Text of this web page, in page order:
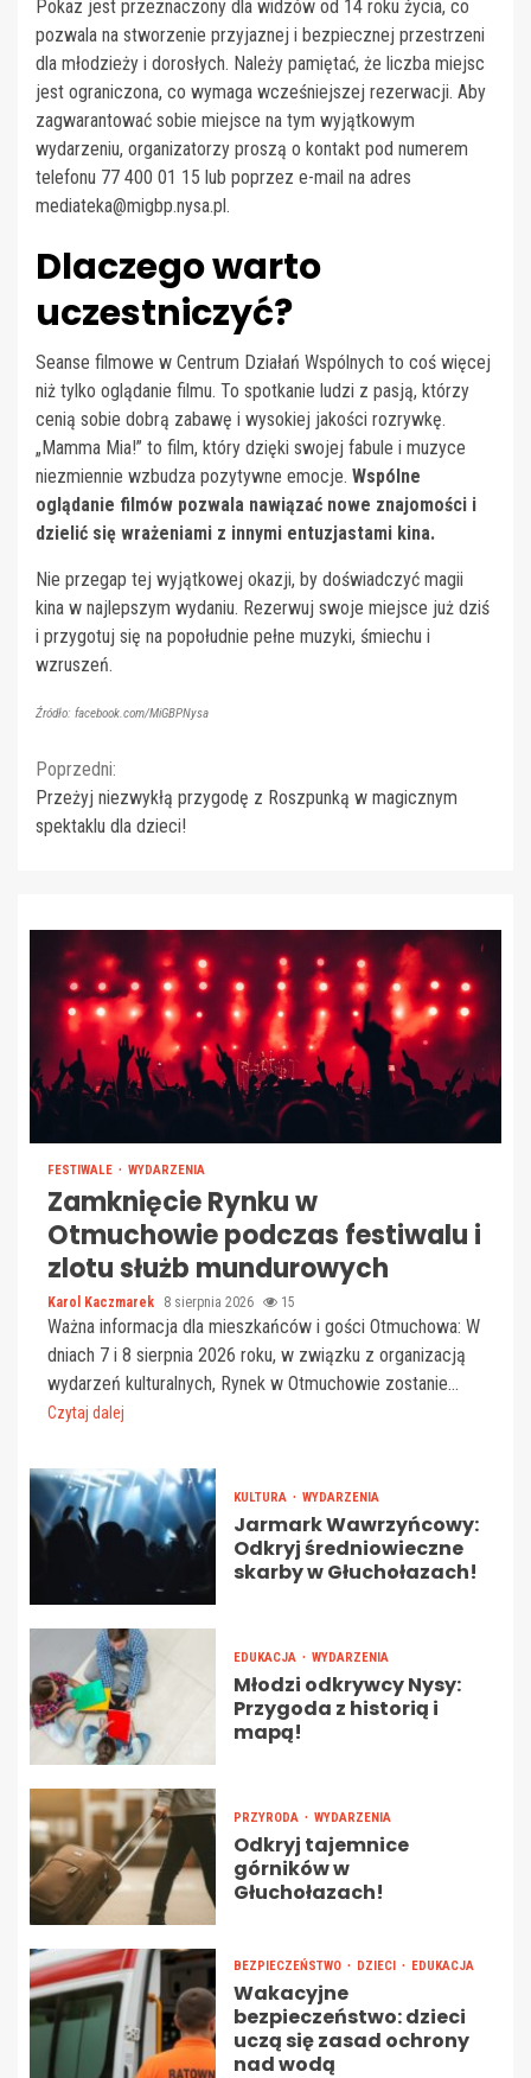
Pokaz jest przeznaczony dla widzów od 14 roku życia, co
pozwala na stworzenie przyjaznej i bezpiecznej przestrzeni
dla młodzieży i dorosłych. Należy pamiętać, że liczba miejsc
jest ograniczona, co wymaga wcześniejszej rezerwacji. Aby
zagwarantować sobie miejsce na tym wyjątkowym
wydarzeniu, organizatorzy proszą o kontakt pod numerem
telefonu 77 400 01 15 lub poprzez e-mail na adres
mediateka@migbp.nysa.pl.
Dlaczego warto
uczestniczyć?
Seanse filmowe w Centrum Działań Wspólnych to coś więcej
niż tylko oglądanie filmu. To spotkanie ludzi z pasją, którzy
cenią sobie dobrą zabawę i wysokiej jakości rozrywkę.
„Mamma Mia!” to film, który dzięki swojej fabule i muzyce
niezmiennie wzbudza pozytywne emocje. Wspólne
oglądanie filmów pozwala nawiązać nowe znajomości i
dzielić się wrażeniami z innymi entuzjastami kina.
Nie przegap tej wyjątkowej okazji, by doświadczyć magii
kina w najlepszym wydaniu. Rezerwuj swoje miejsce już dziś
i przygotuj się na popołudnie pełne muzyki, śmiechu i
wzruszeń.
Źródło: facebook.com/MiGBPNysa
Continue
Reading
Poprzedni:
Przeżyj niezwykłą przygodę z Roszpunką w magicznym
spektaklu dla dzieci!
FESTIWALE WYDARZENIA
Zamknięcie Rynku w
Otmuchowie podczas festiwalu i
zlotu służb mundurowych
Karol Kaczmarek 8 sierpnia 2026 15
Ważna informacja dla mieszkańców i gości Otmuchowa: W
dniach 7 i 8 sierpnia 2026 roku, w związku z organizacją
wydarzeń kulturalnych, Rynek w Otmuchowie zostanie...
Czytaj dalej
KULTURA WYDARZENIA
Jarmark Wawrzyńcowy:
Odkryj średniowieczne
skarby w Głuchołazach!
EDUKACJA WYDARZENIA
Młodzi odkrywcy Nysy:
Przygoda z historią i
mapą!
PRZYRODA WYDARZENIA
Odkryj tajemnice
górników w
Głuchołazach!
BEZPIECZEŃSTWO DZIECI EDUKACJA
Wakacyjne
bezpieczeństwo: dzieci
uczą się zasad ochrony
nad wodą